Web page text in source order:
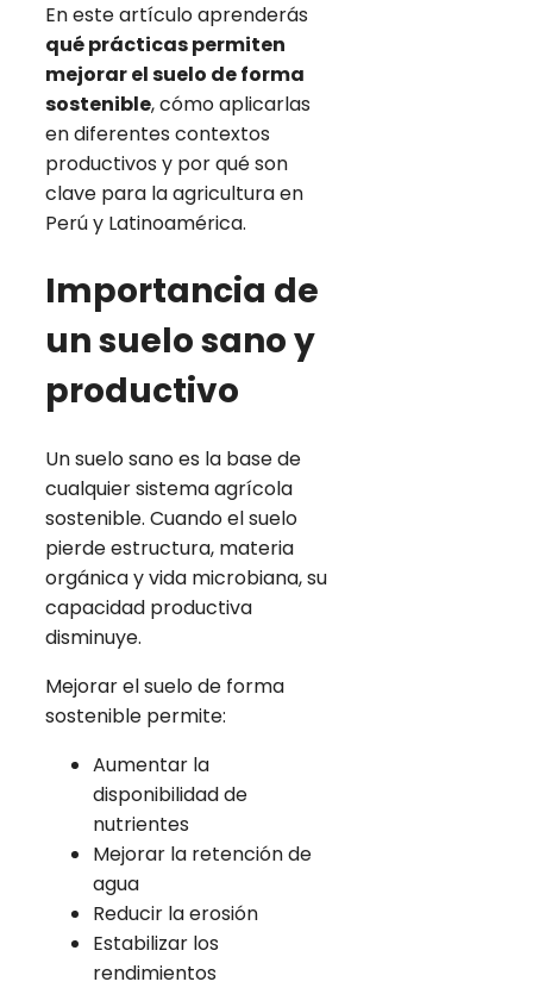
En este artículo aprenderás
qué prácticas permiten
mejorar el suelo de forma
sostenible, cómo aplicarlas
en diferentes contextos
productivos y por qué son
clave para la agricultura en
Perú y Latinoamérica.
Importancia de
un suelo sano y
productivo
Un suelo sano es la base de
cualquier sistema agrícola
sostenible. Cuando el suelo
pierde estructura, materia
orgánica y vida microbiana, su
capacidad productiva
disminuye.
Mejorar el suelo de forma
sostenible permite:
Aumentar la
disponibilidad de
nutrientes
Mejorar la retención de
agua
Reducir la erosión
Estabilizar los
rendimientos